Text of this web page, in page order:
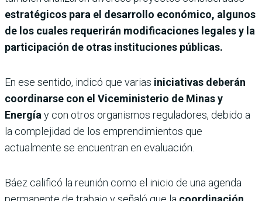
estratégicos para el desarrollo económico, algunos
de los cuales requerirán modificaciones legales y la
participación de otras instituciones públicas.
En ese sentido, indicó que varias iniciativas deberán
coordinarse con el Viceministerio de Minas y
Energía y con otros organismos reguladores, debido a
la complejidad de los emprendimientos que
actualmente se encuentran en evaluación.
Báez calificó la reunión como el inicio de una agenda